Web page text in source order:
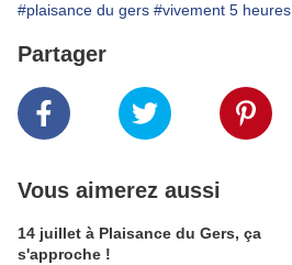
#plaisance du gers #vivement 5 heures
Partager
Vous aimerez aussi
14 juillet à Plaisance du Gers, ça
s'approche !